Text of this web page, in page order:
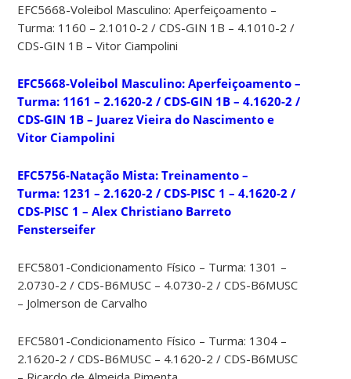
EFC5668-Voleibol Masculino: Aperfeiçoamento –
Turma: 1160 – 2.1010-2 / CDS-GIN 1B – 4.1010-2 /
CDS-GIN 1B – Vitor Ciampolini
EFC5668-Voleibol Masculino: Aperfeiçoamento –
Turma: 1161 – 2.1620-2 / CDS-GIN 1B – 4.1620-2 /
CDS-GIN 1B – Juarez Vieira do Nascimento e
Vitor Ciampolini
EFC5756-Natação Mista: Treinamento –
Turma: 1231 – 2.1620-2 / CDS-PISC 1 – 4.1620-2 /
CDS-PISC 1 – Alex Christiano Barreto
Fensterseifer
EFC5801-Condicionamento Físico – Turma: 1301 –
2.0730-2 / CDS-B6MUSC – 4.0730-2 / CDS-B6MUSC
– Jolmerson de Carvalho
EFC5801-Condicionamento Físico – Turma: 1304 –
2.1620-2 / CDS-B6MUSC – 4.1620-2 / CDS-B6MUSC